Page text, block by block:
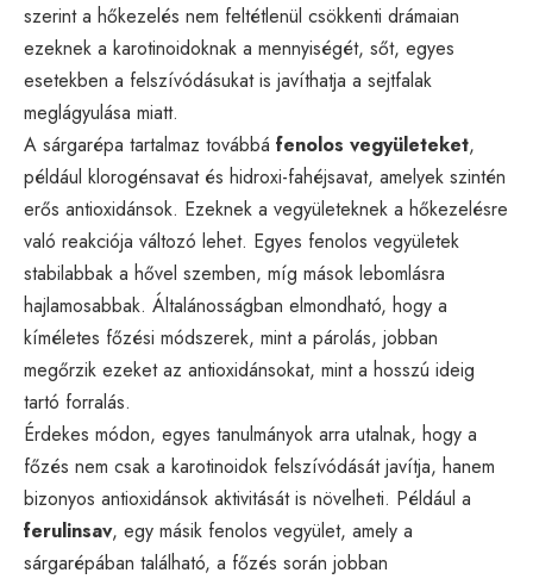
szerint a hőkezelés nem feltétlenül csökkenti drámaian
ezeknek a karotinoidoknak a mennyiségét, sőt, egyes
esetekben a felszívódásukat is javíthatja a sejtfalak
meglágyulása miatt.
A sárgarépa tartalmaz továbbá fenolos vegyületeket,
például klorogénsavat és hidroxi-fahéjsavat, amelyek szintén
erős antioxidánsok. Ezeknek a vegyületeknek a hőkezelésre
való reakciója változó lehet. Egyes fenolos vegyületek
stabilabbak a hővel szemben, míg mások lebomlásra
hajlamosabbak. Általánosságban elmondható, hogy a
kíméletes főzési módszerek, mint a párolás, jobban
megőrzik ezeket az antioxidánsokat, mint a hosszú ideig
tartó forralás.
Érdekes módon, egyes tanulmányok arra utalnak, hogy a
főzés nem csak a karotinoidok felszívódását javítja, hanem
bizonyos antioxidánsok aktivitását is növelheti. Például a
ferulinsav, egy másik fenolos vegyület, amely a
sárgarépában található, a főzés során jobban